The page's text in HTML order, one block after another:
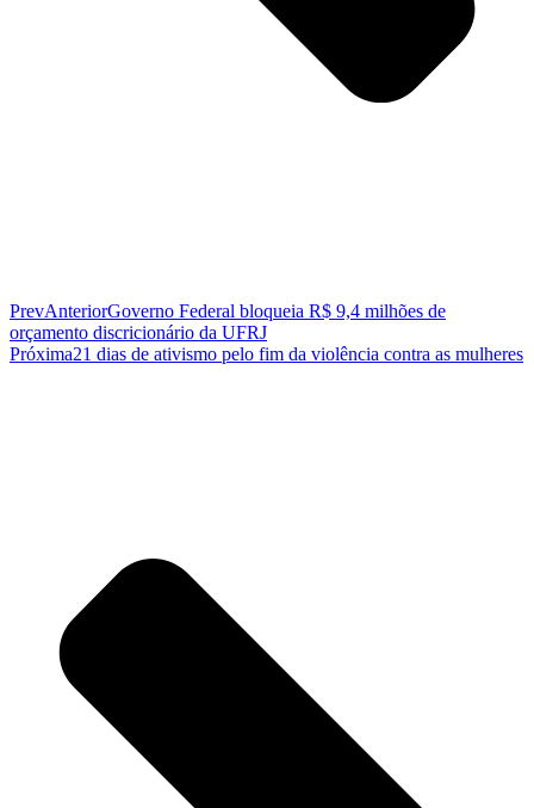
PrevAnteriorGoverno Federal bloqueia R$ 9,4 milhões de
orçamento discricionário da UFRJ
Próxima21 dias de ativismo pelo fim da violência contra as mulheres